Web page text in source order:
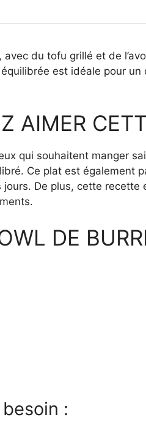
du tofu grillé et de
est idéale pour
AIMER
qui souhaitent manger
Ce plat est
De plus, cette
DE
: